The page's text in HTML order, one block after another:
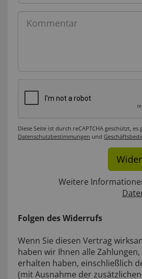
Diese Seite ist durch reCAPTCHA geschützt,
Datenschutzbestimmungen und
Weitere
Folgen des Widerrufs
Wenn Sie diesen Vertrag
haben wir Ihnen alle
erhalten haben, einschließlich
(mit Ausnahme der